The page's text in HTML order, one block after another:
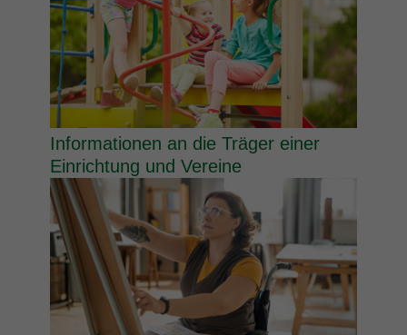
Informationen an die Träger einer
Einrichtung und Vereine